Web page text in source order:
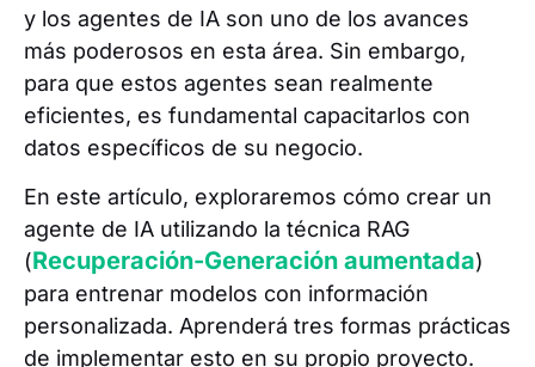
y los agentes de IA son uno de los avances
más poderosos en esta área. Sin embargo,
para que estos agentes sean realmente
eficientes, es fundamental capacitarlos con
datos específicos de su negocio.
En este artículo, exploraremos cómo crear un
agente de IA utilizando la técnica RAG
(Recuperación-Generación aumentada)
para entrenar modelos con información
personalizada. Aprenderá tres formas prácticas
de implementar esto en su propio proyecto.